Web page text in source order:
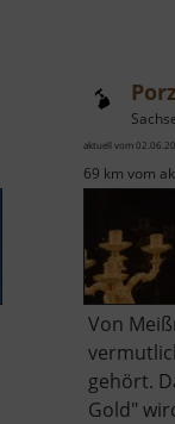
aktuell vom
69 km vom
Von
gehört.
Gold"